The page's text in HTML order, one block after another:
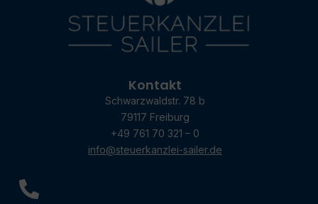
Kontakt
Schwarzwaldstr. 78 b
79117 Freiburg
+49 761 70 321 – 0
info@steuerkanzlei-sailer.de